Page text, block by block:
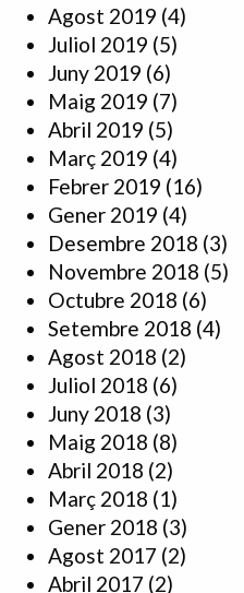
Agost 2019 (4)
Juliol 2019 (5)
Juny 2019 (6)
Maig 2019 (7)
Abril 2019 (5)
Març 2019 (4)
Febrer 2019 (16)
Gener 2019 (4)
Desembre 2018 (3)
Novembre 2018 (5)
Octubre 2018 (6)
Setembre 2018 (4)
Agost 2018 (2)
Juliol 2018 (6)
Juny 2018 (3)
Maig 2018 (8)
Abril 2018 (2)
Març 2018 (1)
Gener 2018 (3)
Agost 2017 (2)
Abril 2017 (2)